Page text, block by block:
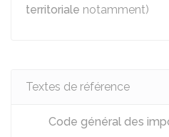
territoriale notamment)
Textes de référence
Code général des